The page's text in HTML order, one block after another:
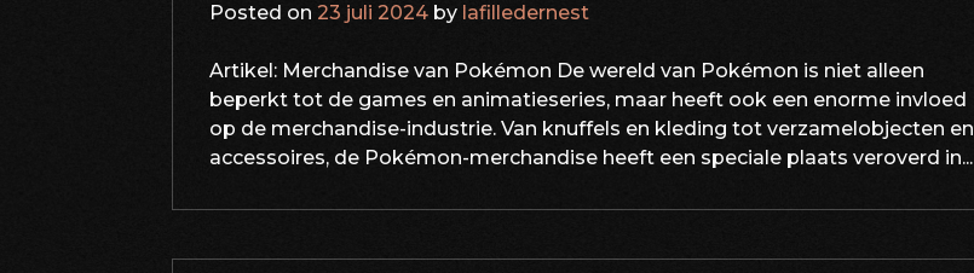
Posted on 23 juli 2024 by lafilledernest
Artikel: Merchandise van Pokémon De wereld van Pokémon is niet alleen
beperkt tot de games en animatieseries, maar heeft ook een enorme invloed
op de merchandise-industrie. Van knuffels en kleding tot verzamelobjecten en
accessoires, de Pokémon-merchandise heeft een speciale plaats veroverd in...